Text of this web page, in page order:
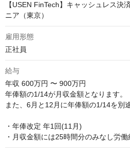
【USEN FinTech】キャッシュレス決
ニア（東京）
雇用形態
正社員
給与
年収 600万円 〜 900万円
年俸額の1/14が月収金額となります。
また、6月と12月に年俸額の1/14を別
・年俸改定 年1回(11月)
・月収金額には25時間分のみなし労働